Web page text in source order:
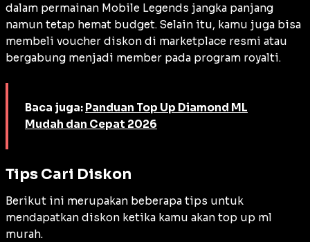
dalam permainan Mobile Legends jangka panjang
namun tetap hemat budget. Selain itu, kamu juga bisa
membeli voucher diskon di marketplace resmi atau
bergabung menjadi member pada program royalti.
Baca juga: Panduan Top Up Diamond ML
Mudah dan Cepat 2026
Tips Cari Diskon
Berikut ini merupakan beberapa tips untuk
mendapatkan diskon ketika kamu akan top up ml
murah.